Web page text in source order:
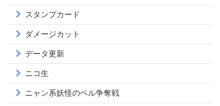
スタンプカード
ダメージカット
データ更新
ニコ生
ニャン系妖怪のベル争奪戦